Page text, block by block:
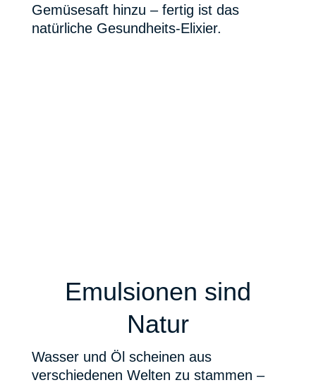
Gemüsesaft hinzu – fertig ist das
natürliche Gesundheits-Elixier.
Emulsionen sind
Natur
Wasser und Öl scheinen aus
verschiedenen Welten zu stammen –